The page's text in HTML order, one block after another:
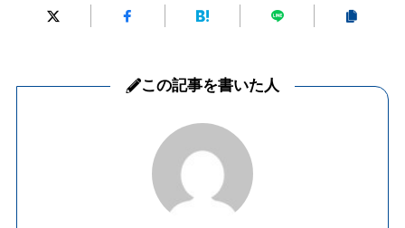
この記事を書いた人